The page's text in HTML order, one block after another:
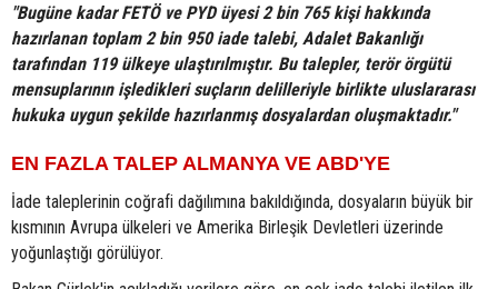
"Bugüne kadar FETÖ ve PYD üyesi 2 bin 765 kişi hakkında
hazırlanan toplam 2 bin 950 iade talebi, Adalet Bakanlığı
tarafından 119 ülkeye ulaştırılmıştır. Bu talepler, terör örgütü
mensuplarının işledikleri suçların delilleriyle birlikte uluslararası
hukuka uygun şekilde hazırlanmış dosyalardan oluşmaktadır."
EN FAZLA TALEP ALMANYA VE ABD'YE
İade taleplerinin coğrafi dağılımına bakıldığında, dosyaların büyük bir
kısmının Avrupa ülkeleri ve Amerika Birleşik Devletleri üzerinde
yoğunlaştığı görülüyor.